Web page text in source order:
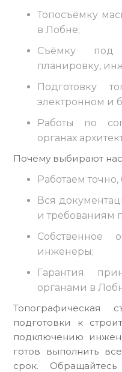
Топосъёмку
в Лобне;
Съёмку под
планировку,
Подготовку
электронном и
Работы по
органах
Почему выбирают
Работаем
Вся
и требованиям
Собственное
инженеры;
Гарантия
органами в
подготовки к
подключению
готов выполнить
срок.